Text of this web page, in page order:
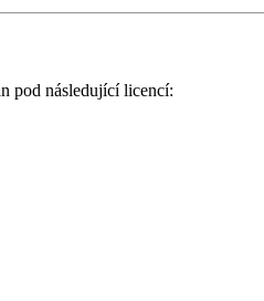
pod následující licencí: